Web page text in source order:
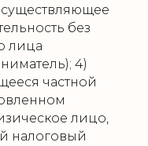
без
лица
4)
частной
лицо,
налоговый